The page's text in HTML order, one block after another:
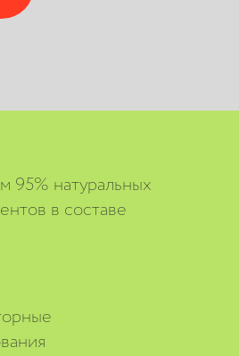
95% натуральных
в составе